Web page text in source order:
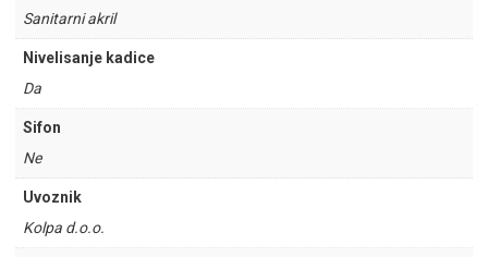
Sanitarni akril
Nivelisanje kadice
Da
Sifon
Ne
Uvoznik
Kolpa d.o.o.